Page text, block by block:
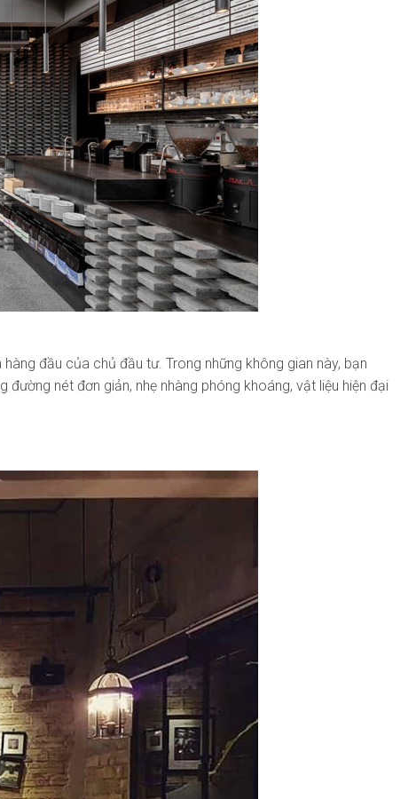
đầu của chủ đầu tư. Trong những không gian này, bạn
nét đơn giản, nhẹ nhàng phóng khoáng, vật liệu hiện đại